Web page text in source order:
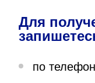
О нас
Для
по